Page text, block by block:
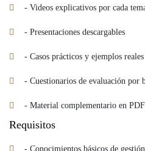
- Videos explicativos por cada
- Presentaciones descargables
- Casos prácticos y ejemplos
- Cuestionarios de evaluación por
- Material complementario en PDF
Requisitos
- Conocimientos básicos de